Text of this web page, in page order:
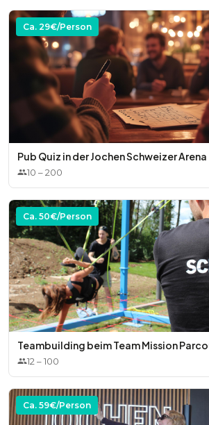
Ca. 29€/Person
Pub Quiz in der Jochen Schweizer Arena
10 –200
Ca. 50€/Person
Teambuilding beim Team Mission
12 –100
Ca. 59€/Person